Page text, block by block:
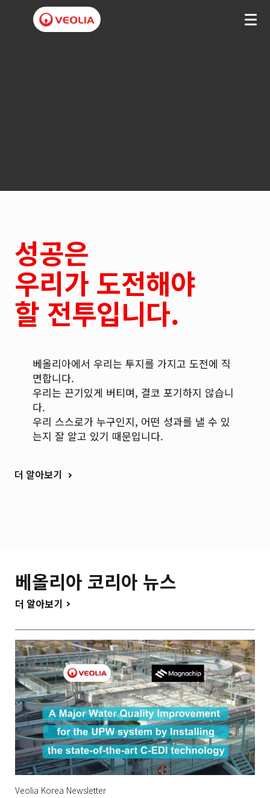
성공은
우리가 도전해야
할 전투입니다.
베올리아에서 우리는 투지를 가지고 도전에 직
면합니다.
우리는 끈기있게 버티며, 결코 포기하지 않습니
다.
우리 스스로가 누구인지, 어떤 성과를 낼 수 있
는지 잘 알고 있기 때문입니다.
더 알아보기
베올리아 코리아 뉴스
더 알아보기
Veolia Korea Newsletter